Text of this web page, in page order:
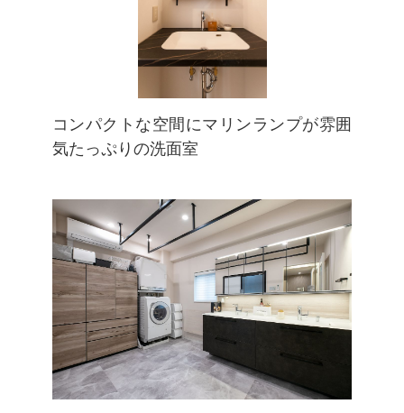
コンパクトな空間にマリンランプが雰囲
気たっぷりの洗面室